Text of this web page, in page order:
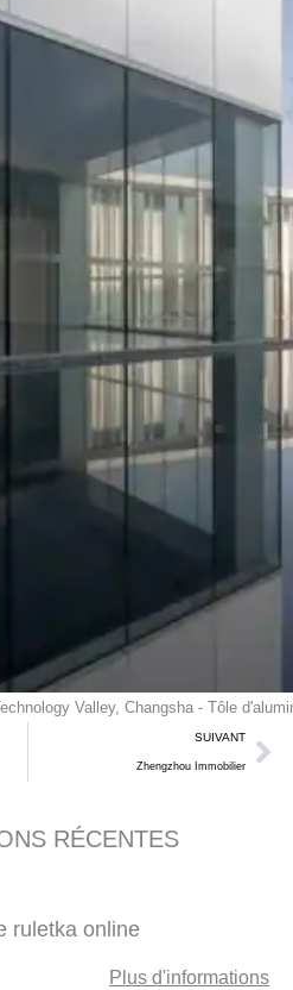
Valley, Changsha - Tôle
SUIVANT
Zhengzhou Immobilier
RÉCENTES
ruletka online
Plus d'informations